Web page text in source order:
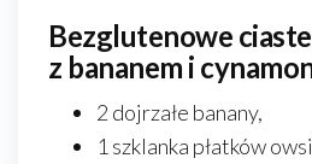
Bezglutenowe
z bananem i
2 dojrzałe banany,
1 szklanka płatków